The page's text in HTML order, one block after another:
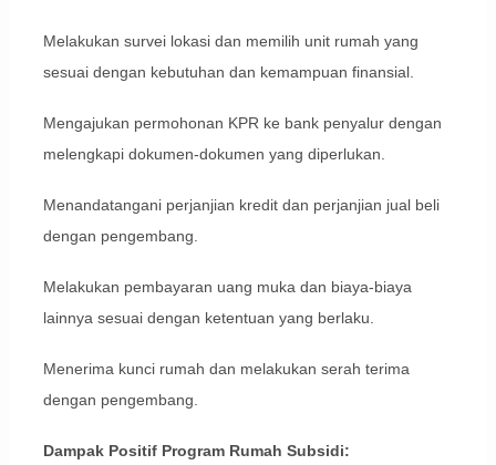
Melakukan survei lokasi dan memilih unit rumah yang
sesuai dengan kebutuhan dan kemampuan finansial.
Mengajukan permohonan KPR ke bank penyalur dengan
melengkapi dokumen-dokumen yang diperlukan.
Menandatangani perjanjian kredit dan perjanjian jual beli
dengan pengembang.
Melakukan pembayaran uang muka dan biaya-biaya
lainnya sesuai dengan ketentuan yang berlaku.
Menerima kunci rumah dan melakukan serah terima
dengan pengembang.
Dampak Positif Program Rumah Subsidi: